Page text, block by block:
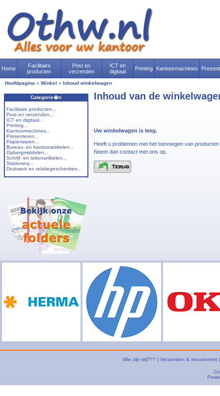
Home
Facilitaire
producten
Post en
verzenden
ICT en
digitaal
Printing Kantoormachines
Hoofdpagina » Winkel » Inhoud winkelwagen
Categorie�n
Facilitaire producten...
Post en verzenden...
ICT en digitaal...
Printing...
Kantoormachines...
Presenteren...
Papierwaren...
Bureau- en kantoorartikelen...
Opbergmiddelen...
Schrijf- en tekenartikelen...
Stationery...
Drukwerk en relatiegeschenken...
Inhoud van de
Uw winkelwagen is leeg.
Heeft u problemen met het toevoegen van
Neem dan contact met ons op.
Wie zijn wij??? | Verzenden & retourneren